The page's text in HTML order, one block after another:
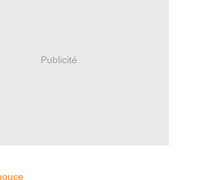
Publicité